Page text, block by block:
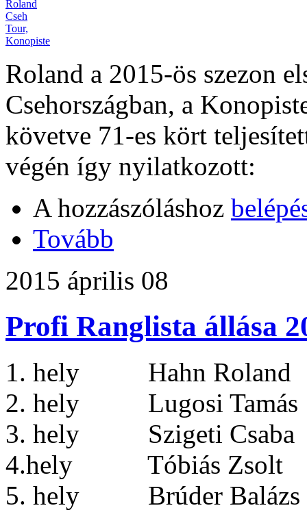
Roland a 2015-ös szezon
Csehországban, a
követve 71-es kört
végén így nyilatkozott:
A hozzászóláshoz
Tovább
2015 április 08
Profi Ranglista állása
1. hely Hahn Roland
2. hely Lugosi Tamás
3. hely Szigeti Csaba
4.hely Tóbiás Zsolt
5. hely Brúder